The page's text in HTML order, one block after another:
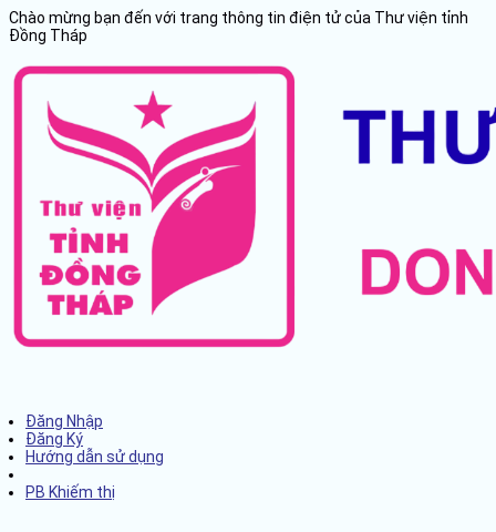
Chào mừng bạn đến với trang thông tin điện tử của Thư viện tỉnh
Đồng Tháp
Đăng Nhập
Đăng Ký
Hướng dẫn sử dụng
PB Khiếm thị